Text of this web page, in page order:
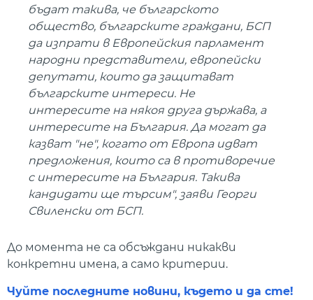
бъдат такива, че българското
общество, българските граждани, БСП
да изпрати в Европейския парламент
народни представители, европейски
депутати, които да защитават
българските интереси. Не
интересите на някоя друга държава, а
интересите на България. Да могат да
казват "не", когато от Европа идват
предложения, които са в противоречие
с интересите на България. Такива
кандидати ще търсим", заяви Георги
Свиленски от БСП.
До момента не са обсъждани никакви
конкретни имена, а само критерии.
Чуйте последните новини, където и да сте!